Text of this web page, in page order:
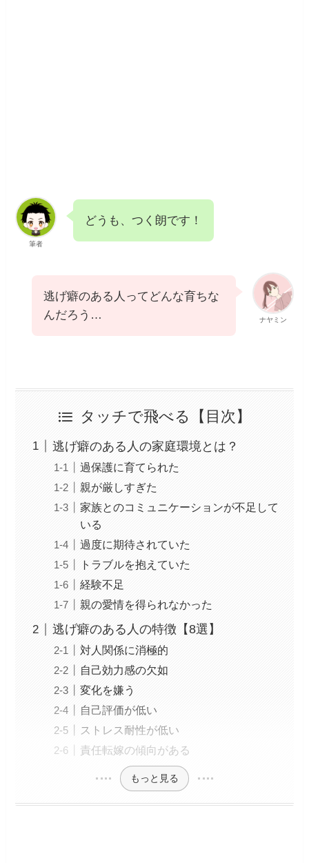
筆者
どうも、つく朗です！
ナヤミン
逃げ癖のある人ってどんな育ちな
んだろう…
タッチで飛べる【目次】
逃げ癖のある人の家庭環境とは？
過保護に育てられた
親が厳しすぎた
家族とのコミュニケーションが不足して
いる
過度に期待されていた
トラブルを抱えていた
経験不足
親の愛情を得られなかった
逃げ癖のある人の特徴【8選】
対人関係に消極的
自己効力感の欠如
変化を嫌う
自己評価が低い
ストレス耐性が低い
責任転嫁の傾向がある
もっと見る